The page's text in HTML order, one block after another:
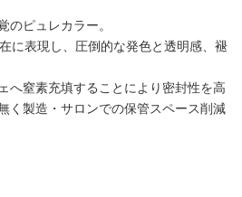
ピュレカラー。
に表現し、圧倒的な発色と透明感、褪
へ窒素充填することにより密封性を高
く製造・サロンでの保管スペース削減